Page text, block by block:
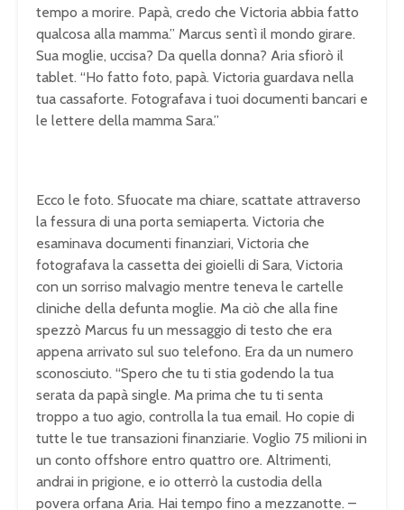
tempo a morire. Papà, credo che Victoria abbia fatto
qualcosa alla mamma.” Marcus sentì il mondo girare.
Sua moglie, uccisa? Da quella donna? Aria sfiorò il
tablet. “Ho fatto foto, papà. Victoria guardava nella
tua cassaforte. Fotografava i tuoi documenti bancari e
le lettere della mamma Sara.”
Ecco le foto. Sfuocate ma chiare, scattate attraverso
la fessura di una porta semiaperta. Victoria che
esaminava documenti finanziari, Victoria che
fotografava la cassetta dei gioielli di Sara, Victoria
con un sorriso malvagio mentre teneva le cartelle
cliniche della defunta moglie. Ma ciò che alla fine
spezzò Marcus fu un messaggio di testo che era
appena arrivato sul suo telefono. Era da un numero
sconosciuto. “Spero che tu ti stia godendo la tua
serata da papà single. Ma prima che tu ti senta
troppo a tuo agio, controlla la tua email. Ho copie di
tutte le tue transazioni finanziarie. Voglio 75 milioni in
un conto offshore entro quattro ore. Altrimenti,
andrai in prigione, e io otterrò la custodia della
povera orfana Aria. Hai tempo fino a mezzanotte. –